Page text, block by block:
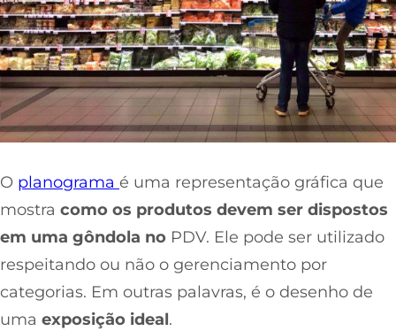
O planograma é uma representação gráfica que
mostra como os produtos devem ser dispostos
em uma gôndola no PDV. Ele pode ser utilizado
respeitando ou não o gerenciamento por
categorias. Em outras palavras, é o desenho de
uma exposição ideal.